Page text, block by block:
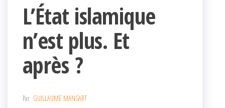
L’État islamique
n’est plus. Et
après ?
Par GUILLAUME MANSART